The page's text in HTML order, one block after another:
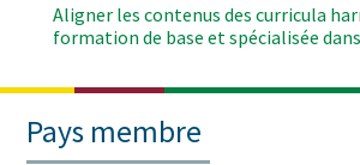
Aligner les contenus des curricula
formation de base et spécialisée
Pays membre